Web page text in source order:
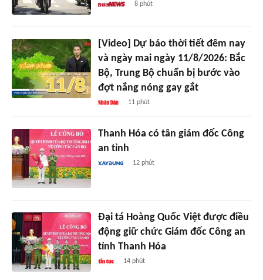
8 phút
[Video] Dự báo thời tiết đêm nay
và ngày mai ngày 11/8/2026: Bắc
Bộ, Trung Bộ chuẩn bị bước vào
đợt nắng nóng gay gắt
11 phút
Thanh Hóa có tân giám đốc Công
an tỉnh
12 phút
Đại tá Hoàng Quốc Việt được điều
động giữ chức Giám đốc Công an
tỉnh Thanh Hóa
14 phút